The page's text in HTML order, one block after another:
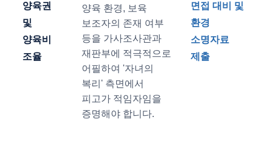
양육권
및
양육비
조율
양육 환경, 보육
보조자의 존재 여부
등을 가사조사관과
재판부에 적극적으로
어필하여 '자녀의
복리' 측면에서
피고가 적임자임을
증명해야 합니다.
면접 대비 및
환경
소명자료
제출